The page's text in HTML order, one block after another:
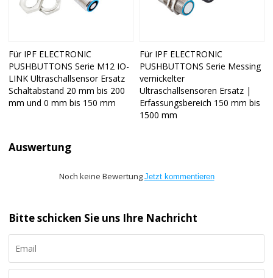
Für IPF ELECTRONIC
PUSHBUTTONS Serie M12 IO-
LINK Ultraschallsensor Ersatz
Schaltabstand 20 mm bis 200
mm und 0 mm bis 150 mm
Für IPF ELECTRONIC
PUSHBUTTONS Serie Messing
vernickelter
Ultraschallsensoren Ersatz |
Erfassungsbereich 150 mm bis
1500 mm
Auswertung
Noch keine Bewertung Jetzt kommentieren
Bitte schicken Sie uns Ihre Nachricht